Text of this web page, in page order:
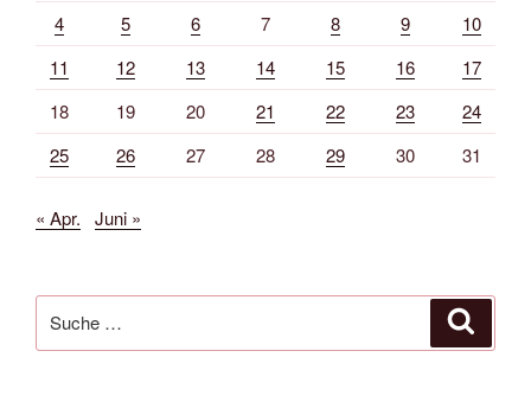
4 5 6 7 8 9
10
11
12 13 14 15 16
17
18
19 20 21 22 23
24
25
26 27 28 29 30 31
« Apr. Juni »
nach: